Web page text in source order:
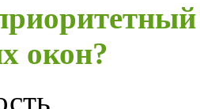
окон?